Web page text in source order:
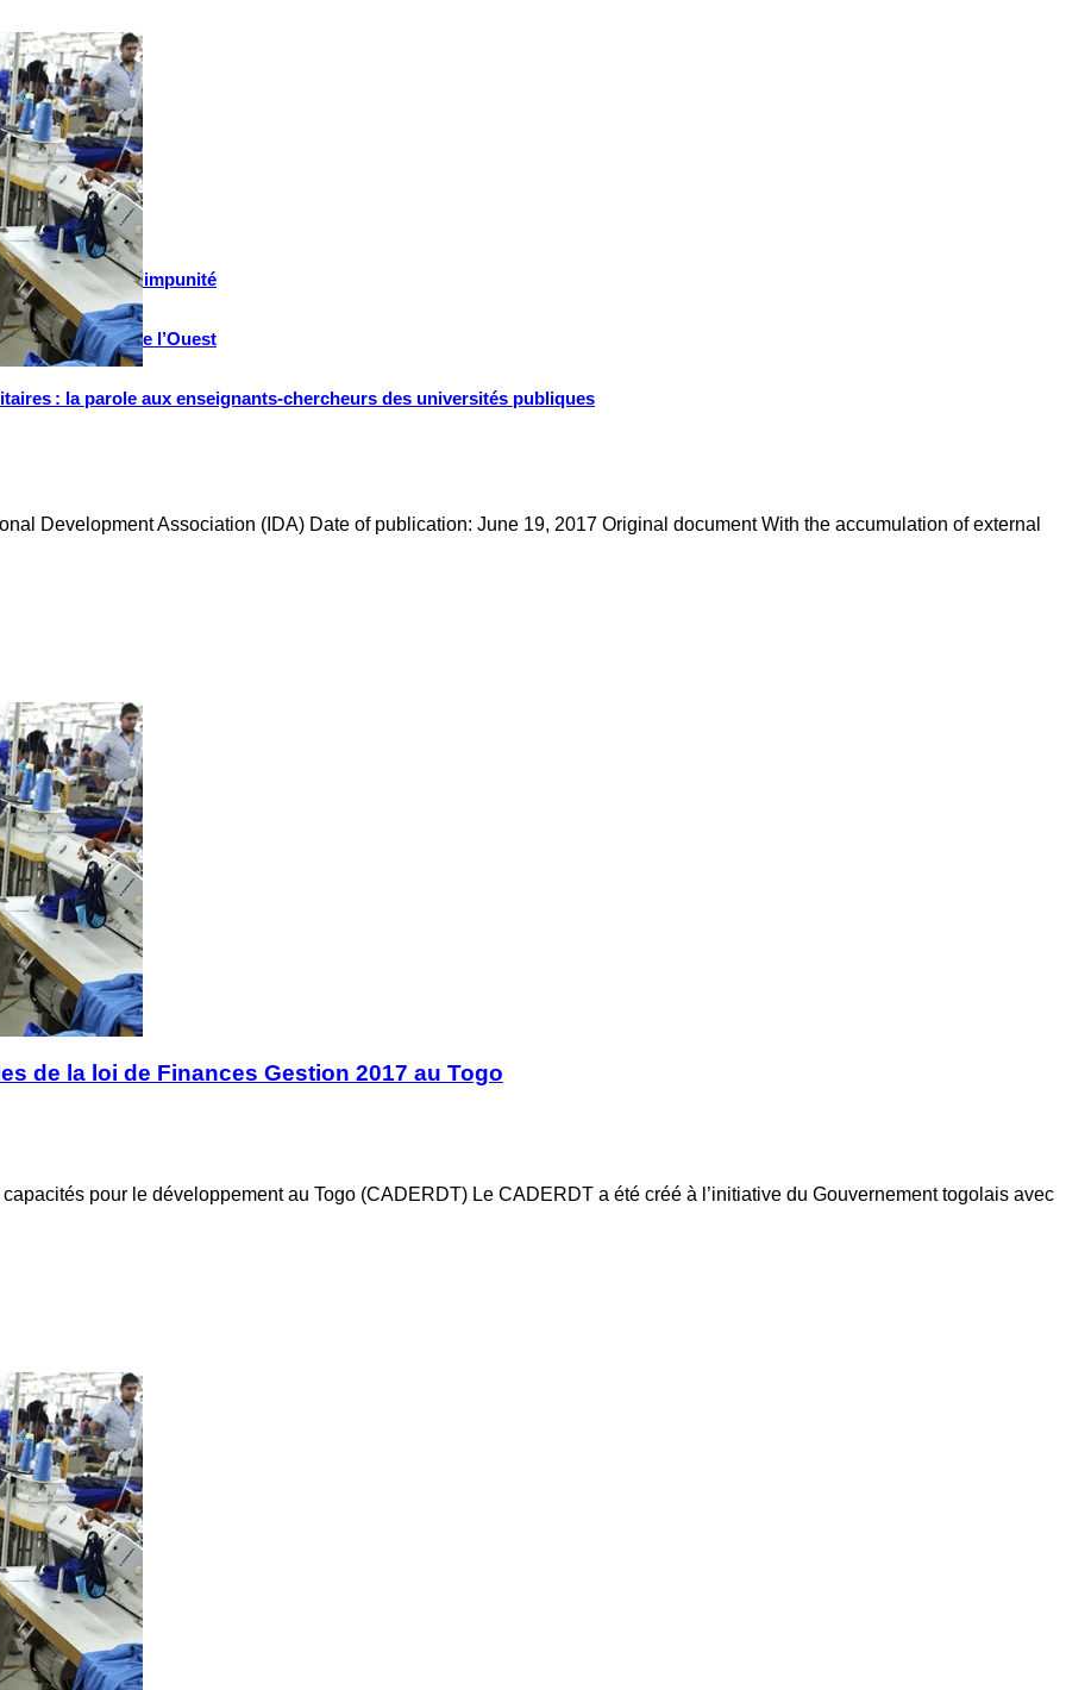
et lutte contre l’impunité
en Afrique de l’Ouest
: la parole aux enseignants-chercheurs des universités publiques
Development Association (IDA) Date of publication: June 19, 2017 Original document With the accumulation of external
de la loi de Finances Gestion 2017 au Togo
pour le développement au Togo (CADERDT) Le CADERDT a été créé à l’initiative du Gouvernement togolais avec